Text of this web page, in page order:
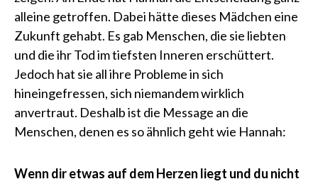
alleine getroffen. Dabei hätte dieses Mädchen eine
Zukunft gehabt. Es gab Menschen, die sie liebten
und die ihr Tod im tiefsten Inneren erschüttert.
Jedoch hat sie all ihre Probleme in sich
hineingefressen, sich niemandem wirklich
anvertraut. Deshalb ist die Message an die
Menschen, denen es so ähnlich geht wie Hannah:
Wenn dir etwas auf dem Herzen liegt und du nicht